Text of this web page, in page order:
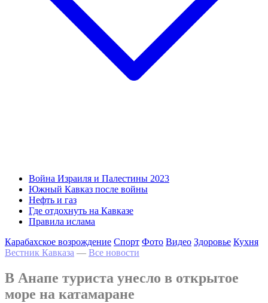
Война Израиля и Палестины 2023
Южный Кавказ после войны
Нефть и газ
Где отдохнуть на Кавказе
Правила ислама
Карабахское возрождение Спорт Фото Видео Здоровье Кухня
Вестник Кавказа — Все новости
В Анапе туриста унесло в открытое
море на катамаране